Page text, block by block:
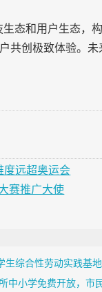
态和用户生态，
共创极致体验。
度远超奥运会
赛推广大使
生综合性劳动实践基
中小学免费开放，市